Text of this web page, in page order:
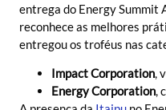
entrega do Energy Summit
reconhece as melhores
entregou os troféus nas
Impact Corporation,
Energy Corporation,